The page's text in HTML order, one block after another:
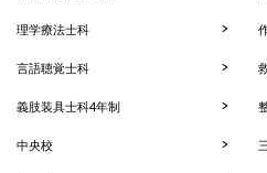
理学療法士科
言語聴覚士科
義肢装具士科4年制
中央校